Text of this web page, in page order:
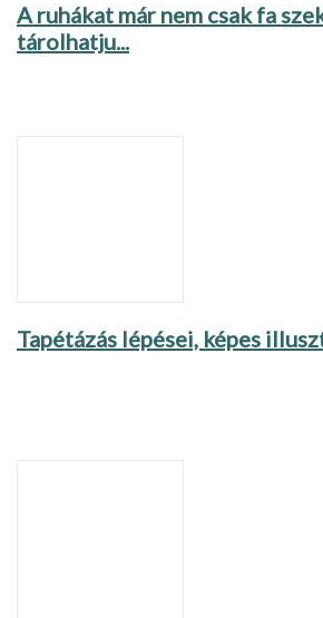
A ruhákat már nem csak fa
tárolhatju...
Tapétázás lépései, képes